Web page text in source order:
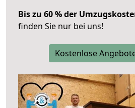
Bis zu 60 % der
finden Sie nur bei uns!
Kostenlose